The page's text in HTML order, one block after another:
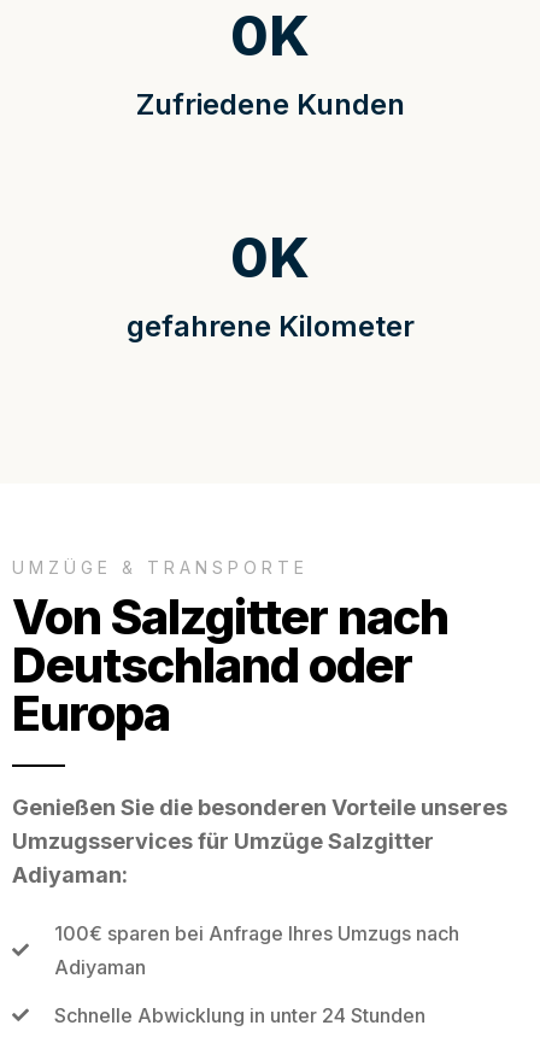
Zufriedene Kunden
0K
gefahrene Kilometer
0K
UMZÜGE & TRANSPORTE
Von Salzgitter nach
Deutschland oder
Europa
Genießen Sie die besonderen Vorteile unseres
Umzugsservices für Umzüge Salzgitter
Adiyaman:
100€ sparen bei Anfrage Ihres Umzugs nach
Adiyaman
Schnelle Abwicklung in unter 24 Stunden